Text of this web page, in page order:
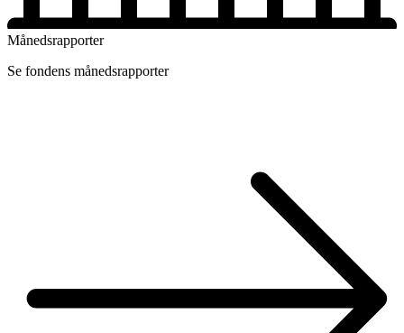
Månedsrapporter
Se fondens månedsrapporter